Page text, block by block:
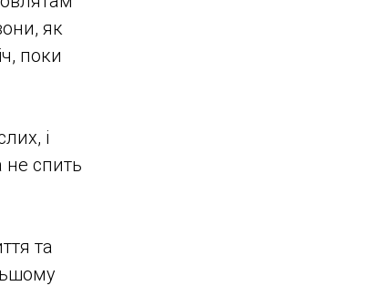
як
поки
і
не спить
та